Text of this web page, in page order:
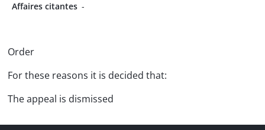
Affaires citantes -
Order
For these reasons it is decided that:
The appeal is dismissed